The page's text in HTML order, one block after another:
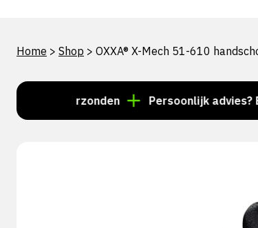
Home > Shop > OXXA® X-Mech 51-610
verzonden Persoonlijk advies? Bel